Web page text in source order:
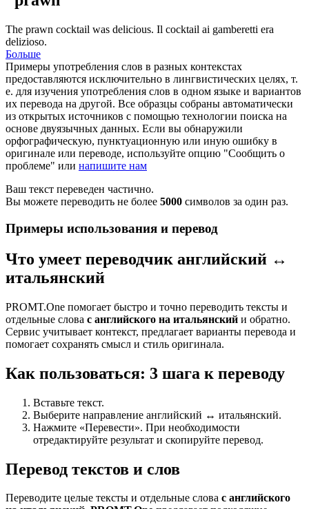
The prawn cocktail was delicious. Il cocktail ai gamberetti era
delizioso.
Больше
Примеры употребления слов в разных контекстах
предоставляются исключительно в лингвистических целях, т.
е. для изучения употребления слов в одном языке и вариантов
их перевода на другой. Все образцы собраны автоматически
из открытых источников с помощью технологии поиска на
основе двуязычных данных. Если вы обнаружили
орфографическую, пунктуационную или иную ошибку в
оригинале или переводе, используйте опцию "Сообщить о
проблеме" или напишите нам
Ваш текст переведен частично.
Вы можете переводить не более 5000 символов за один раз.
Примеры использования и перевод
Что умеет переводчик английский ↔
итальянский
PROMT.One помогает быстро и точно переводить тексты и
отдельные слова с английского на итальянский и обратно.
Сервис учитывает контекст, предлагает варианты перевода и
помогает сохранять смысл и стиль оригинала.
Как пользоваться: 3 шага к переводу
Вставьте текст.
Выберите направление английский ↔ итальянский.
Нажмите «Перевести». При необходимости
отредактируйте результат и скопируйте перевод.
Перевод текстов и слов
Переводите целые тексты и отдельные слова с английского